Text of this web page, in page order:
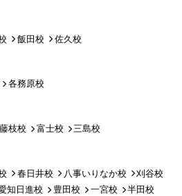
飯田校 佐久校
各務原校
藤枝校 富士校 三島校
春日井校 八事いりなか校
刈谷校
知日進校 豊田校 一宮校
半田校